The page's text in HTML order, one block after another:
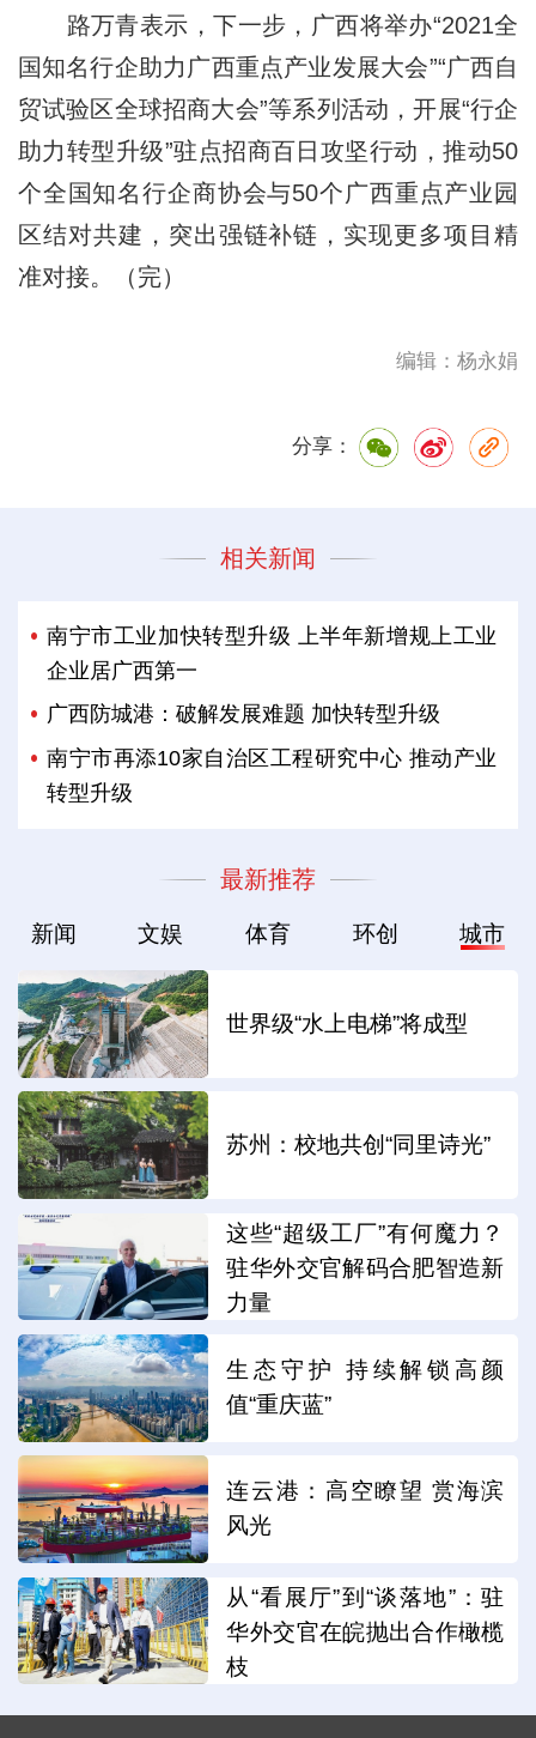
路万青表示，下一步，广西将举办“2021全
国知名行企助力广西重点产业发展大会”“广西自
贸试验区全球招商大会”等系列活动，开展“行企
助力转型升级”驻点招商百日攻坚行动，推动50
个全国知名行企商协会与50个广西重点产业园
区结对共建，突出强链补链，实现更多项目精
准对接。（完）
编辑：杨永娟
分享：
相关新闻
南宁市工业加快转型升级 上半年新增规上工业
企业居广西第一
广西防城港：破解发展难题 加快转型升级
南宁市再添10家自治区工程研究中心 推动产业
转型升级
最新推荐
新闻 文娱 体育 环创 城市
世界级“水上电梯”将成型
苏州：校地共创“同里诗光”
这些“超级工厂”有何魔力？
驻华外交官解码合肥智造新
力量
生态守护 持续解锁高颜
值“重庆蓝”
连云港：高空瞭望 赏海滨
风光
从“看展厅”到“谈落地”：驻
华外交官在皖抛出合作橄榄
枝